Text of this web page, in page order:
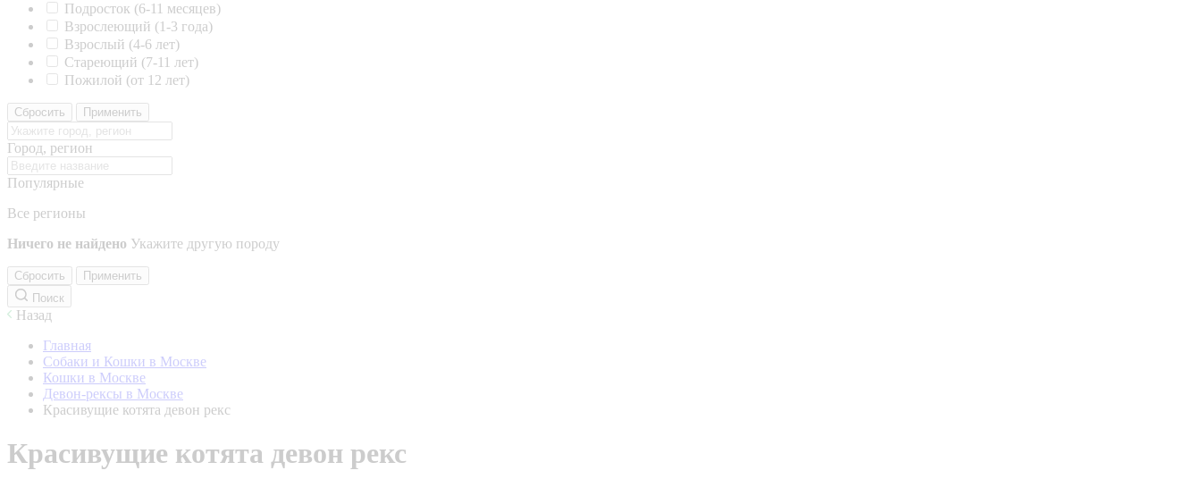
Подросток (6-11 месяцев)
Взрослеющий (1-3 года)
Взрослый (4-6 лет)
Стареющий (7-11 лет)
Пожилой (от 12 лет)
Сбросить Применить
Город, регион
Популярные
Все регионы
Ничего не найдено Укажите другую породу
Сбросить
Применить
Поиск
Назад
Главная
Собаки и Кошки в Москве
Кошки в Москве
Девон-рексы в Москве
Красивущие котята девон рекс
Красивущие котята девон рекс